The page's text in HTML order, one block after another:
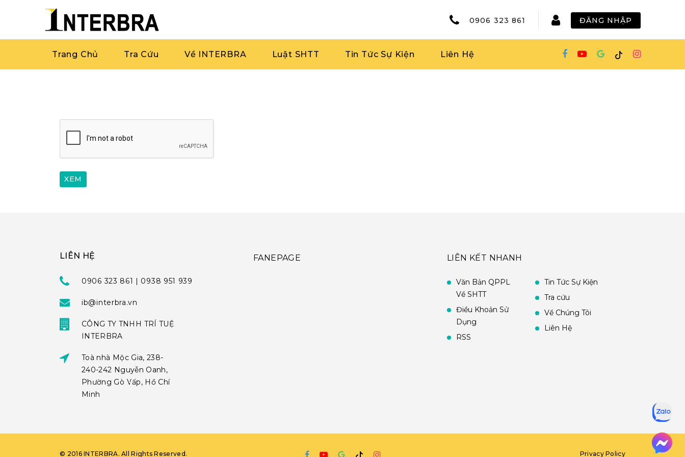
0906 323 861 ĐĂNG NHẬP
Trang Chủ Tra Cứu Về INTERBRA Luật SHTT Tin Tức Sự Kiện Liên Hệ
LIÊN HỆ
0906 323 861 | 0938 951 939
ib@interbra.vn
CÔNG TY TNHH TRÍ TUỆ
INTERBRA
Toà nhà Mộc Gia, 238-
240-242 Nguyễn Oanh,
Phường Gò Vấp, Hồ Chí
Minh
FANEPAGE LIÊN KẾT NHANH
Văn Bản QPPL
Về SHTT
Điều Khoản Sử
Dụng
RSS
Tin Tức Sự Kiện
Tra cứu
Về Chúng Tôi
Liên Hệ
© 2016 INTERBRA. All Rights Reserved. Privacy Policy